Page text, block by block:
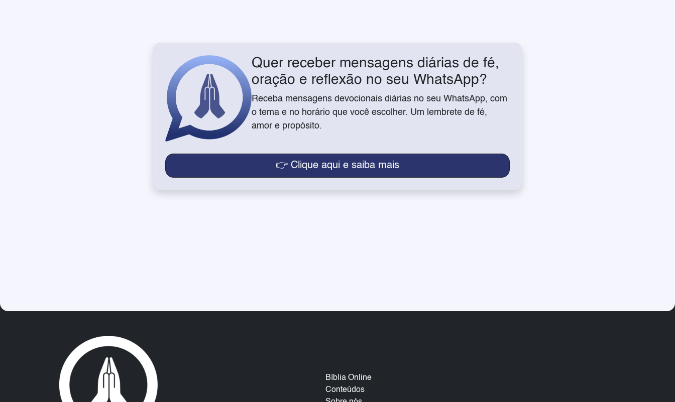
Quer receber mensagens diárias de fé,
oração e reflexão no seu WhatsApp?
Receba mensagens devocionais diárias no seu WhatsApp, com
o tema e no horário que você escolher. Um lembrete de fé,
amor e propósito.
👉 Clique aqui e saiba mais
Bíblia Online
Conteúdos